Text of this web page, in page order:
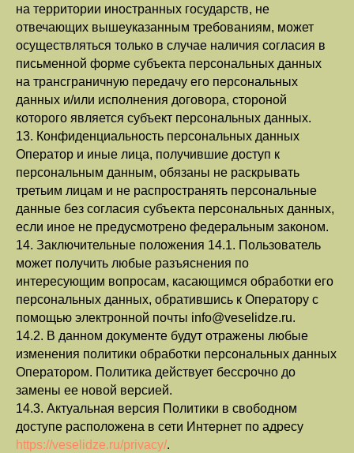
на территории иностранных государств, не
отвечающих вышеуказанным требованиям, может
осуществляться только в случае наличия согласия в
письменной форме субъекта персональных данных
на трансграничную передачу его персональных
данных и/или исполнения договора, стороной
которого является субъект персональных данных.
13. Конфиденциальность персональных данных
Оператор и иные лица, получившие доступ к
персональным данным, обязаны не раскрывать
третьим лицам и не распространять персональные
данные без согласия субъекта персональных данных,
если иное не предусмотрено федеральным законом.
14. Заключительные положения 14.1. Пользователь
может получить любые разъяснения по
интересующим вопросам, касающимся обработки его
персональных данных, обратившись к Оператору с
помощью электронной почты info@veselidze.ru.
14.2. В данном документе будут отражены любые
изменения политики обработки персональных данных
Оператором. Политика действует бессрочно до
замены ее новой версией.
14.3. Актуальная версия Политики в свободном
доступе расположена в сети Интернет по адресу
https://veselidze.ru/privacy/.